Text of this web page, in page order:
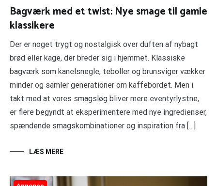
Bagværk med et twist: Nye smage til gamle
klassikere
Der er noget trygt og nostalgisk over duften af nybagt
brød eller kage, der breder sig i hjemmet. Klassiske
bagværk som kanelsnegle, teboller og brunsviger vækker
minder og samler generationer om kaffebordet. Men i
takt med at vores smagsløg bliver mere eventyrlystne,
er flere begyndt at eksperimentere med nye ingredienser,
spændende smagskombinationer og inspiration fra […]
LÆS MERE